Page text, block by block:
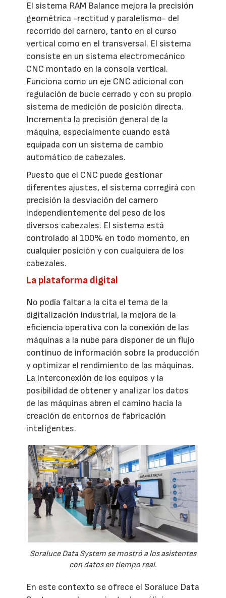
El sistema RAM Balance mejora la precisión
geométrica -rectitud y paralelismo- del
recorrido del carnero, tanto en el curso
vertical como en el transversal. El sistema
consiste en un sistema electromecánico
CNC montado en la consola vertical.
Funciona como un eje CNC adicional con
regulación de bucle cerrado y con su propio
sistema de medición de posición directa.
Incrementa la precisión general de la
máquina, especialmente cuando está
equipada con un sistema de cambio
automático de cabezales.
Puesto que el CNC puede gestionar
diferentes ajustes, el sistema corregirá con
precisión la desviación del carnero
independientemente del peso de los
diversos cabezales. El sistema está
controlado al 100% en todo momento, en
cualquier posición y con cualquiera de los
cabezales.
La plataforma digital
No podía faltar a la cita el tema de la
digitalización industrial, la mejora de la
eficiencia operativa con la conexión de las
máquinas a la nube para disponer de un flujo
continuo de información sobre la producción
y optimizar el rendimiento de las máquinas.
La interconexión de los equipos y la
posibilidad de obtener y analizar los datos
de las máquinas abren el camino hacia la
creación de entornos de fabricación
inteligentes.
Soraluce Data System se mostró a los asistentes
con datos en tiempo real.
En este contexto se ofrece el Soraluce Data